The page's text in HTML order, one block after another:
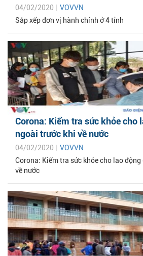
04/02/2020 | VOVVN
Sắp xếp đơn vị hành chính ở 4 tỉnh
Corona: Kiểm tra sức khỏe cho
ngoài trước khi về nước
04/02/2020 | VOVVN
Corona: Kiểm tra sức khỏe cho lao
về nước